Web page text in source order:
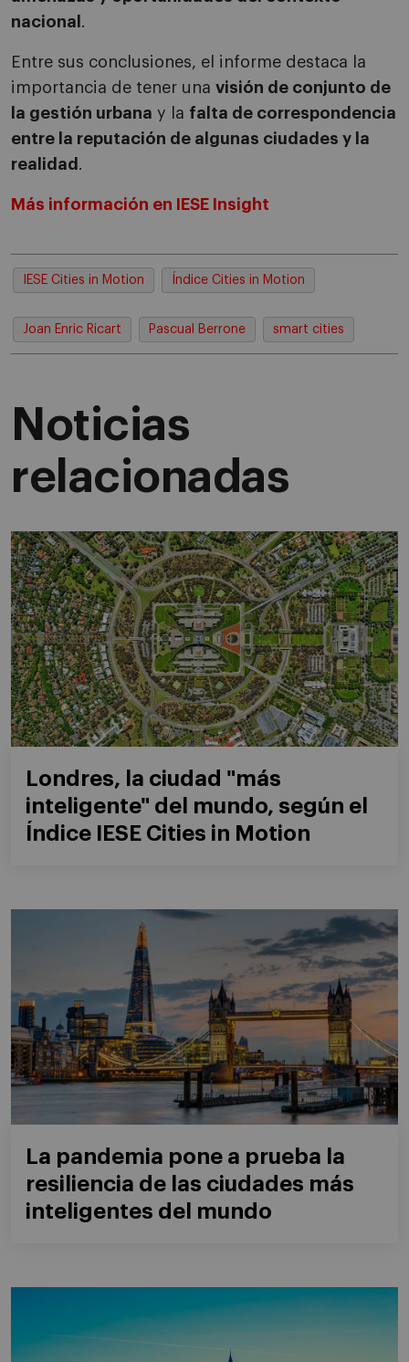
nacional .
Entre sus conclusiones, el informe destaca la
importancia de tener una visión de conjunto de
la gestión urbana y la falta de correspondencia
entre la reputación de algunas ciudades y la
realidad .
Más información en IESE Insight
IESE Cities in Motion Índice Cities in Motion
Joan Enric Ricart Pascual Berrone smart cities
Noticias
relacionadas
Londres, la ciudad "más
inteligente" del mundo, según el
Índice IESE Cities in Motion
La pandemia pone a prueba la
resiliencia de las ciudades más
inteligentes del mundo